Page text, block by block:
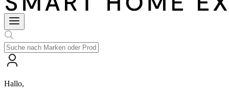
Hallo,